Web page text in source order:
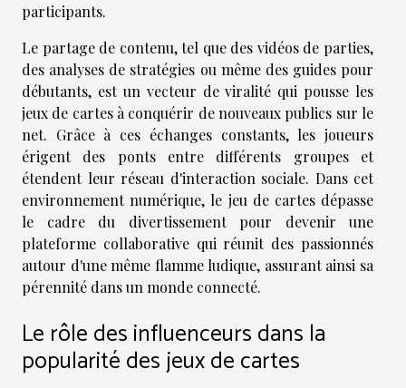
participants.
Le partage de contenu, tel que des vidéos de parties,
des analyses de stratégies ou même des guides pour
débutants, est un vecteur de viralité qui pousse les
jeux de cartes à conquérir de nouveaux publics sur le
net. Grâce à ces échanges constants, les joueurs
érigent des ponts entre différents groupes et
étendent leur réseau d'interaction sociale. Dans cet
environnement numérique, le jeu de cartes dépasse
le cadre du divertissement pour devenir une
plateforme collaborative qui réunit des passionnés
autour d'une même flamme ludique, assurant ainsi sa
pérennité dans un monde connecté.
Le rôle des influenceurs dans la
popularité des jeux de cartes